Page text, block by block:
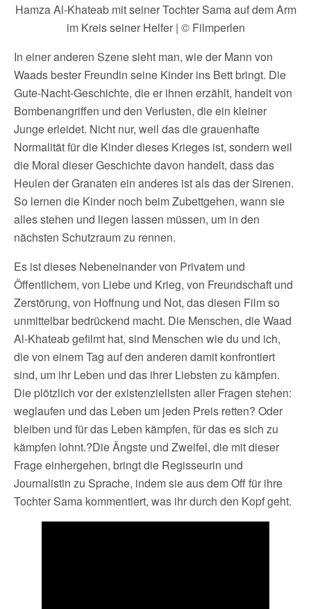
Hamza Al-Khateab mit seiner Tochter Sama auf dem Arm
im Kreis seiner Helfer | © Filmperlen
In einer anderen Szene sieht man, wie der Mann von
Waads bester Freundin seine Kinder ins Bett bringt. Die
Gute-Nacht-Geschichte, die er ihnen erzählt, handelt von
Bombenangriffen und den Verlusten, die ein kleiner
Junge erleidet. Nicht nur, weil das die grauenhafte
Normalität für die Kinder dieses Krieges ist, sondern weil
die Moral dieser Geschichte davon handelt, dass das
Heulen der Granaten ein anderes ist als das der Sirenen.
So lernen die Kinder noch beim Zubettgehen, wann sie
alles stehen und liegen lassen müssen, um in den
nächsten Schutzraum zu rennen.
Es ist dieses Nebeneinander von Privatem und
Öffentlichem, von Liebe und Krieg, von Freundschaft und
Zerstörung, von Hoffnung und Not, das diesen Film so
unmittelbar bedrückend macht. Die Menschen, die Waad
Al-Khateab gefilmt hat, sind Menschen wie du und ich,
die von einem Tag auf den anderen damit konfrontiert
sind, um ihr Leben und das ihrer Liebsten zu kämpfen.
Die plötzlich vor der existenziellsten aller Fragen stehen:
weglaufen und das Leben um jeden Preis retten? Oder
bleiben und für das Leben kämpfen, für das es sich zu
kämpfen lohnt.?Die Ängste und Zweifel, die mit dieser
Frage einhergehen, bringt die Regisseurin und
Journalistin zu Sprache, indem sie aus dem Off für ihre
Tochter Sama kommentiert, was ihr durch den Kopf geht.